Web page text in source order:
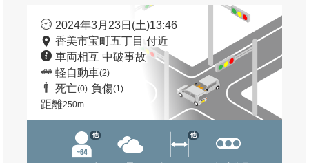
2024年3月23日(土)13:46
香美市宝町五丁目 付近
車両相互 中破事故
軽自動車(2)
死亡(0) 負傷(1)
距離250m
他 他